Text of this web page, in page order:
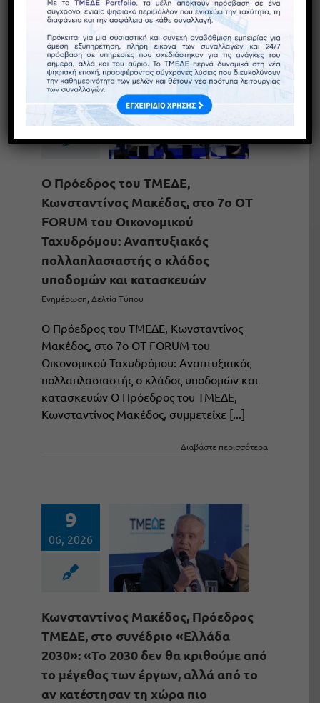
16
06, 2026
Ο Πρόεδρος του ΤΜΕΔΕ,
Κωνσταντίνος Μακέδος, στο 7ο OT
FORUM του Οικονομικού
Ταχυδρόμου: Αναπτυξιακός
πολλαπλασιαστής ο κλάδος
υποδομών και κατασκευών
Ενημέρωση, Δελτία Τύπου
Ο Πρόεδρος του ΤΜΕΔΕ, Κωνσταντίνος
Μακέδος, στο 7ο OT FORUM του
Οικονομικού Ταχυδρόμου: Αναπτυξιακός
πολλαπλασιαστής ο κλάδος υποδομών και
κατασκευών Ο Πρόεδρος του ΤΜΕΔΕ,
Κωνσταντίνος Μακέδος, συμμετείχε [...]
Διαβάστε περισσότερα
9
06, 2026
Κωνσταντίνος Μακέδος, Πρόεδρος
ΤΜΕΔΕ, στο συνέδριο «Ελλάδα
2030»: «Το 2030 δεν θα κριθούμε από
το μέγεθος των έργων, αλλά από το
αν κατέστησαν τη χώρα πιο